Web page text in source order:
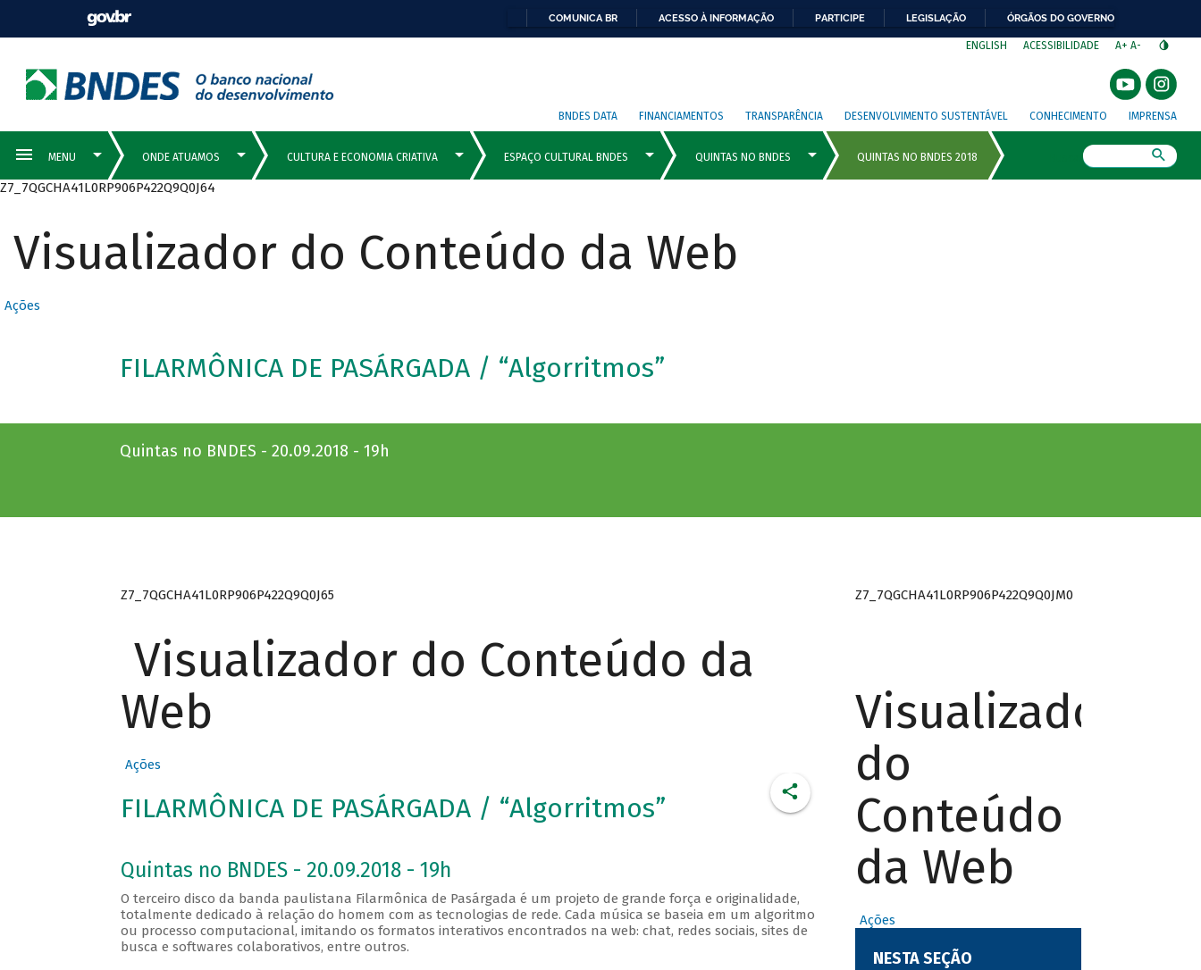
COMUNICA BR ACESSO À INFORMAÇÃO PARTICIPE LEGISLAÇÃO ÓRGÃOS DO GOVERNO
ENGLISH ACESSIBILIDADE A+ A-
BNDES DATA FINANCIAMENTOS TRANSPARÊNCIA DESENVOLVIMENTO SUSTENTÁVEL CONHECIMENTO IMPRENSA
Z7_7QGCHA41L0RP906P422Q9Q0J64
Visualizador do Conteúdo da Web
Ações
FILARMÔNICA DE PASÁRGADA / “Algorritmos”
Quintas no BNDES - 20.09.2018 - 19h
Z7_7QGCHA41L0RP906P422Q9Q0J65
Visualizador do Conteúdo da
Web
Ações
FILARMÔNICA DE PASÁRGADA / “Algorritmos”
Quintas no BNDES - 20.09.2018 - 19h
O terceiro disco da banda paulistana Filarmônica de Pasárgada é um projeto de grande força e originalidade,
totalmente dedicado à relação do homem com as tecnologias de rede. Cada música se baseia em um algoritmo
ou processo computacional, imitando os formatos interativos encontrados na web: chat, redes sociais, sites de
busca e softwares colaborativos, entre outros.
Z7_7QGCHA41L0RP906P422Q9Q0JM0
Visualizador
do
Conteúdo
da Web
Ações
NESTA SEÇÃO